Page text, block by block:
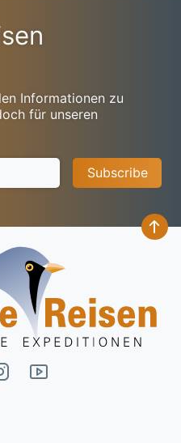
Informationen zu
für unseren